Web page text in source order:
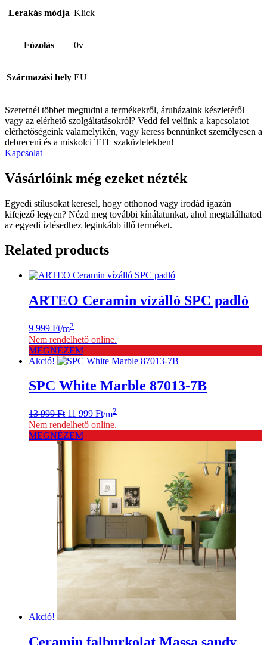
Lerakás módja Klick
Fózolás 0v
Származási hely EU
Szeretnél többet megtudni a termékekről, áruházaink készletéről
vagy az elérhető szolgáltatásokról? Vedd fel velünk a kapcsolatot
elérhetőségeink valamelyikén, vagy keress bennünket személyesen a
debreceni és a miskolci TTL szaküzletekben!
Kapcsolat
Vásárlóink még ezeket nézték
Egyedi stílusokat keresel, hogy otthonod vagy irodád igazán
kifejező legyen? Nézd meg további kínálatunkat, ahol megtalálhatod
az egyedi ízlésedhez leginkább illő terméket.
Related products
ARTEO Ceramin vízálló SPC padló
9 999 Ft/m2
Nem rendelhető online.
MEGNÉZEM
Akció!
SPC White Marble 87013-7B
13 999Ft Original
price
was:
13
11 999 FtCurrent
price
is:
11
/m2
Nem rendelhető online.
MEGNÉZEM
Akció!
Ceramin falburkolat Massa sandy